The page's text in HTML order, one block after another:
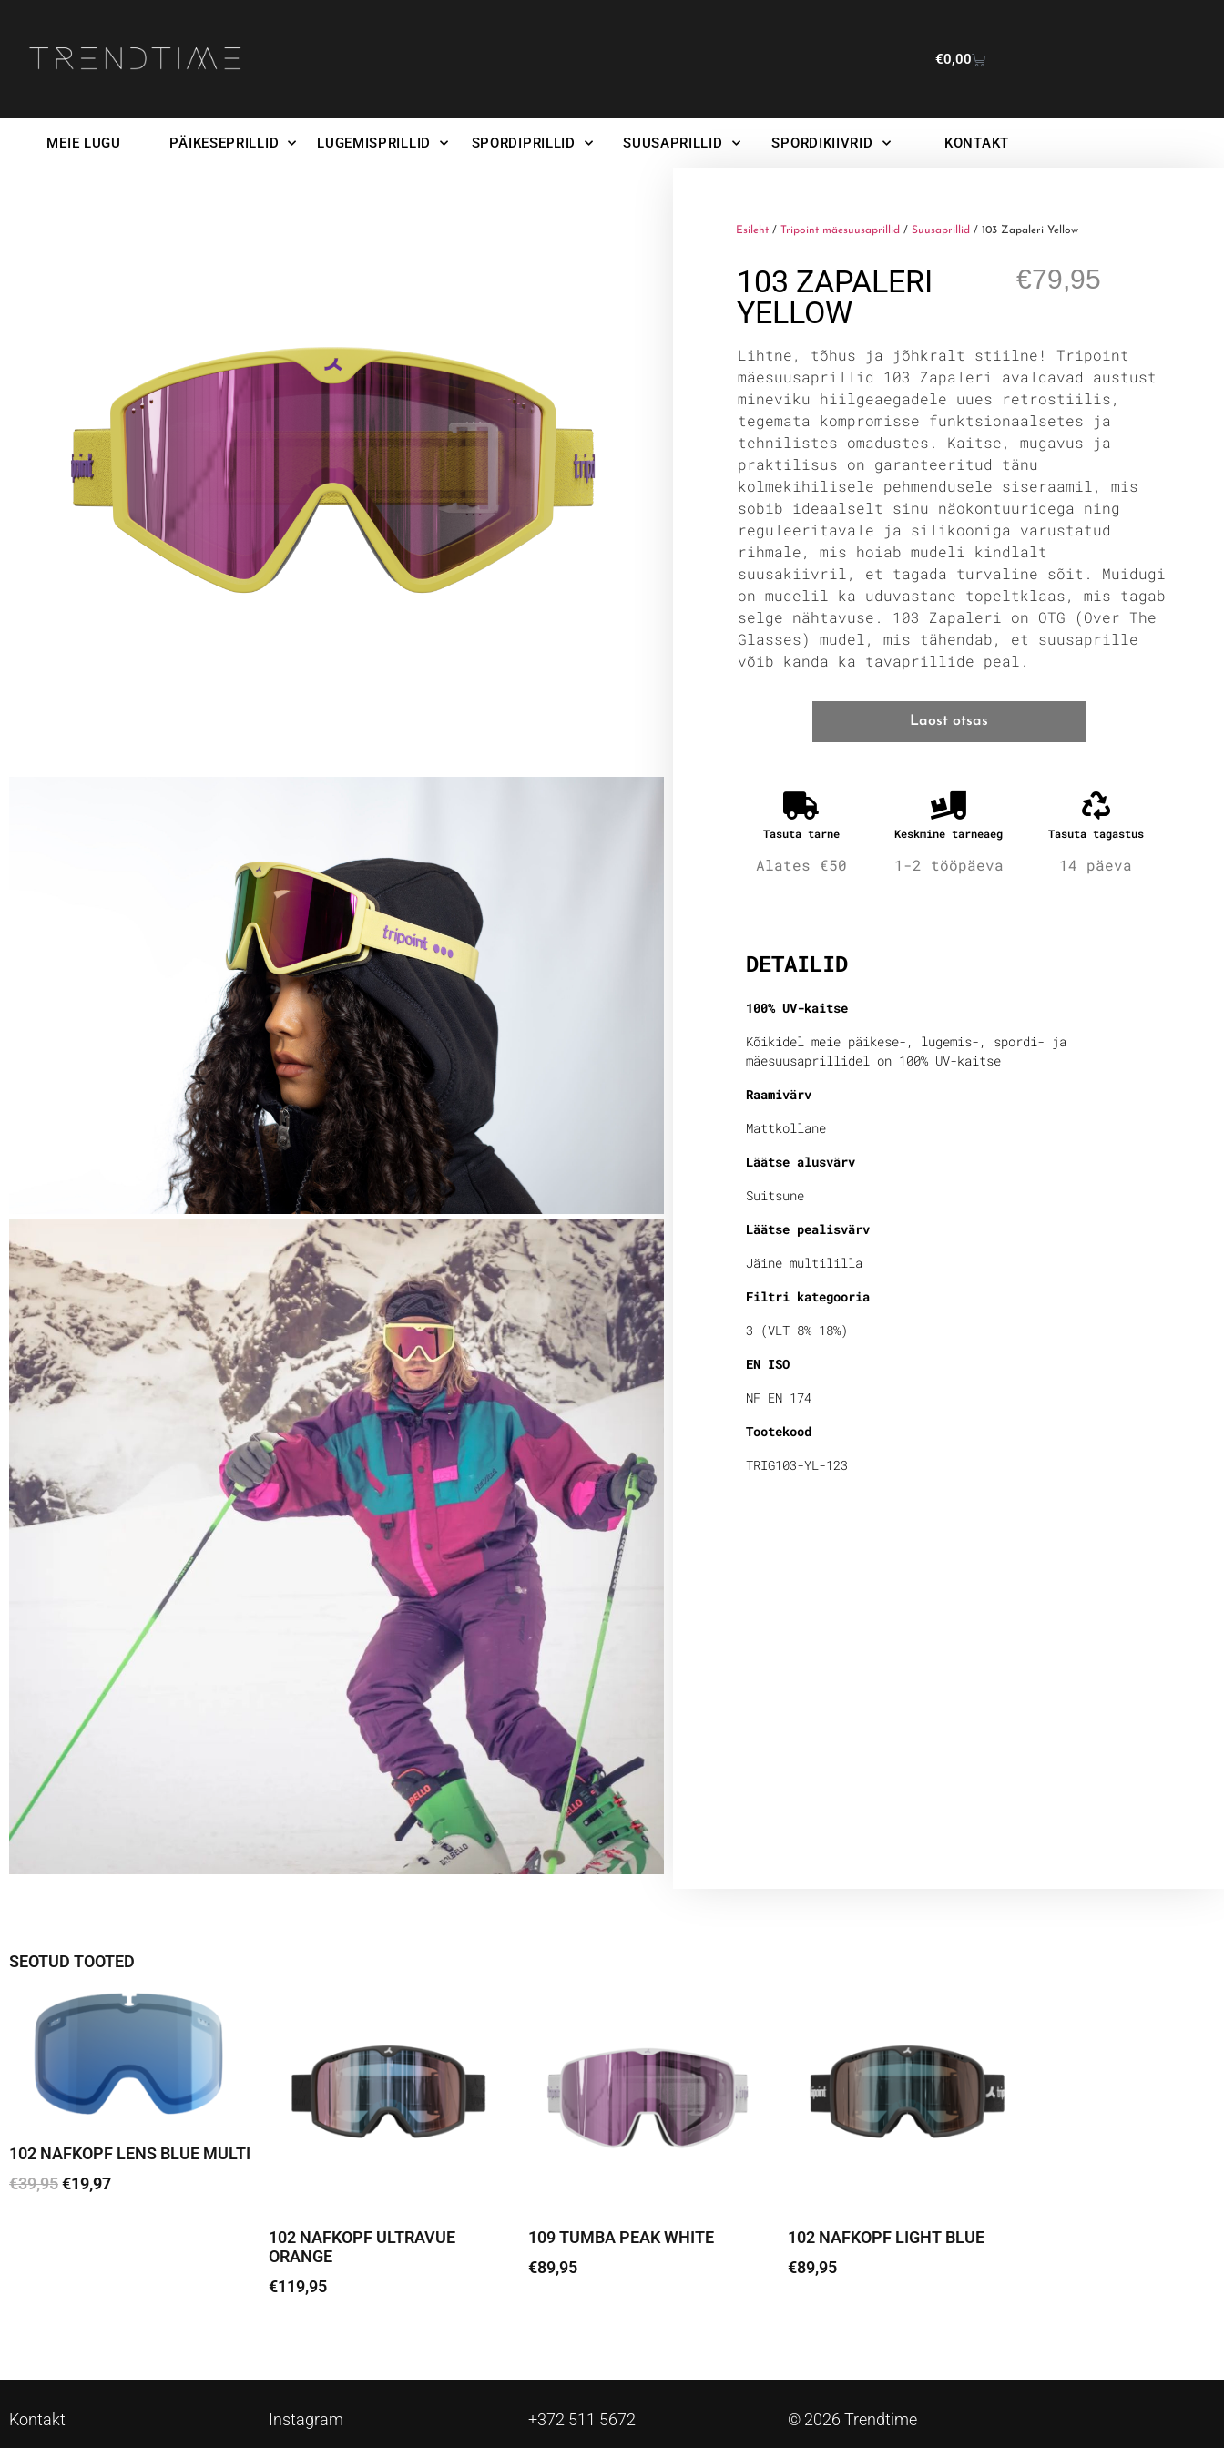
€0,00
MEIE LUGU PÄIKESEPRILLID LUGEMISPRILLID SPORDIPRILLID SUUSAPRILLID SPORDIKIIVRID KONTAKT
Esileht /Tripoint mäesuusaprillid /Suusaprillid / 103 Zapaleri Yellow
103 ZAPALERI
YELLOW
€79,95
Lihtne, tõhus ja jõhkralt stiilne! Tripoint
mäesuusaprillid 103 Zapaleri avaldavad austust
mineviku hiilgeaegadele uues retrostiilis,
tegemata kompromisse funktsionaalsetes ja
tehnilistes omadustes. Kaitse, mugavus ja
praktilisus on garanteeritud tänu
kolmekihilisele pehmendusele siseraamil, mis
sobib ideaalselt sinu näokontuuridega ning
reguleeritavale ja silikooniga varustatud
rihmale, mis hoiab mudeli kindlalt
suusakiivril, et tagada turvaline sõit. Muidugi
on mudelil ka uduvastane topeltklaas, mis tagab
selge nähtavuse. 103 Zapaleri on OTG (Over The
Glasses) mudel, mis tähendab, et suusaprille
võib kanda ka tavaprillide peal.
Laost otsas
Tasuta tarne
Alates €50
Keskmine tarneaeg
1-2 tööpäeva
Tasuta tagastus
14 päeva
DETAILID
100% UV-kaitse
Kõikidel meie päikese-, lugemis-, spordi- ja
mäesuusaprillidel on 100% UV-kaitse
Raamivärv
Mattkollane
Läätse alusvärv
Suitsune
Läätse pealisvärv
Jäine multililla
Filtri kategooria
3 (VLT 8%-18%)
EN ISO
NF EN 174
Tootekood
TRIG103-YL-123
SEOTUD TOOTED
102 NAFKOPF LENS BLUE MULTI
€39,95€19,97
102 NAFKOPF ULTRAVUE
ORANGE
€119,95
109 TUMBA PEAK WHITE
€89,95
102 NAFKOPF LIGHT BLUE
€89,95
Kontakt Instagram +372 511 5672 © 2026 Trendtime